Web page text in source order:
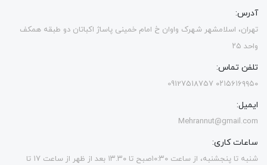
آدرس:
تهران، اسلامشهر شهرک واوان خ امام خمینی پاساژ اکباتان دو طبقه همکف
واحد ۲۵
تلفن تماس:
۰۲۱۵۶۱۶۹۹۵۰ 09127518757
ایمیل:
Mehrannut@gmail.com
ساعات کاری:
شنبه تا پنجشنبه، از ساعت ۱۰:۳۰صبح تا ۱۳.۳۰ بعد از ظهر از ساعت ۱۷ تا